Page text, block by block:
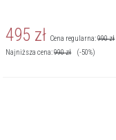
495 zł Cena regularna:990zł
Najniższa cena:990zł (-50%)